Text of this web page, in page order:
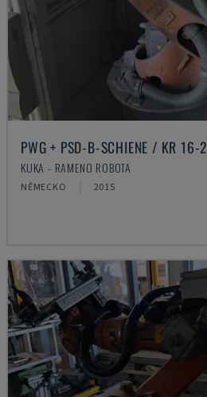
PWG + PSD-B-SCHIENE / KR 16-2
KUKA - RAMENO ROBOTA
NĚMECKO 2015